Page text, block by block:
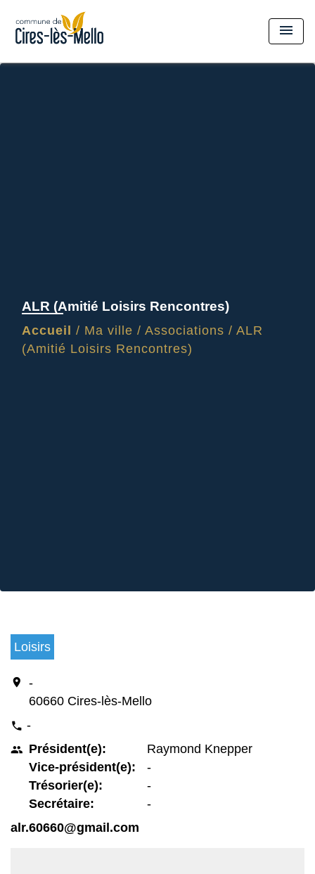
menu
ALR (Amitié Loisirs Rencontres)
Accueil / Ma ville / Associations / ALR
(Amitié Loisirs Rencontres)
Loisirs
location_on
-
60660 Cires-lès-Mello
phone -
people Président(e):
Vice-président(e):
Trésorier(e):
Secrétaire:
Raymond Knepper
-
-
-
alr.60660@gmail.com